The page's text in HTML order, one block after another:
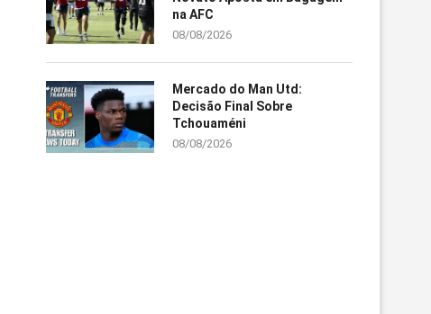
na AFC
08/08/2026
Mercado do Man Utd:
Decisão Final Sobre
Tchouaméni
08/08/2026